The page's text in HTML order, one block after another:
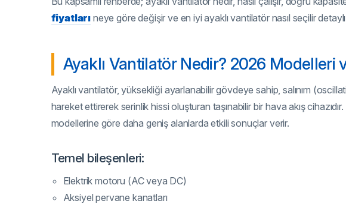
fiyatları neye göre değişir ve en iyi ayaklı vantilatör nasıl seçilir
Ayaklı Vantilatör Nedir? 2026 Modelleri
Ayaklı vantilatör, yüksekliği ayarlanabilir gövdeye sahip, salınım
hareket ettirerek serinlik hissi oluşturan taşınabilir bir hava akış
modellerine göre daha geniş alanlarda etkili sonuçlar verir.
Temel bileşenleri:
Elektrik motoru (AC veya DC)
Aksiyel pervane kanatları